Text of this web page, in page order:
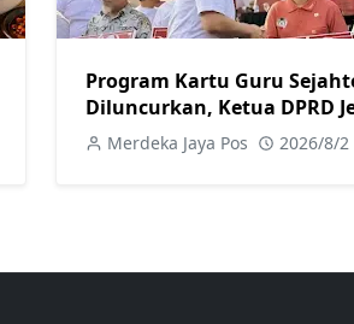
Program Kartu Guru
Diluncurkan, Ketua DPRD
Dukung Kesejahteraan Guru
Merdeka Jaya Pos 2026/8/2